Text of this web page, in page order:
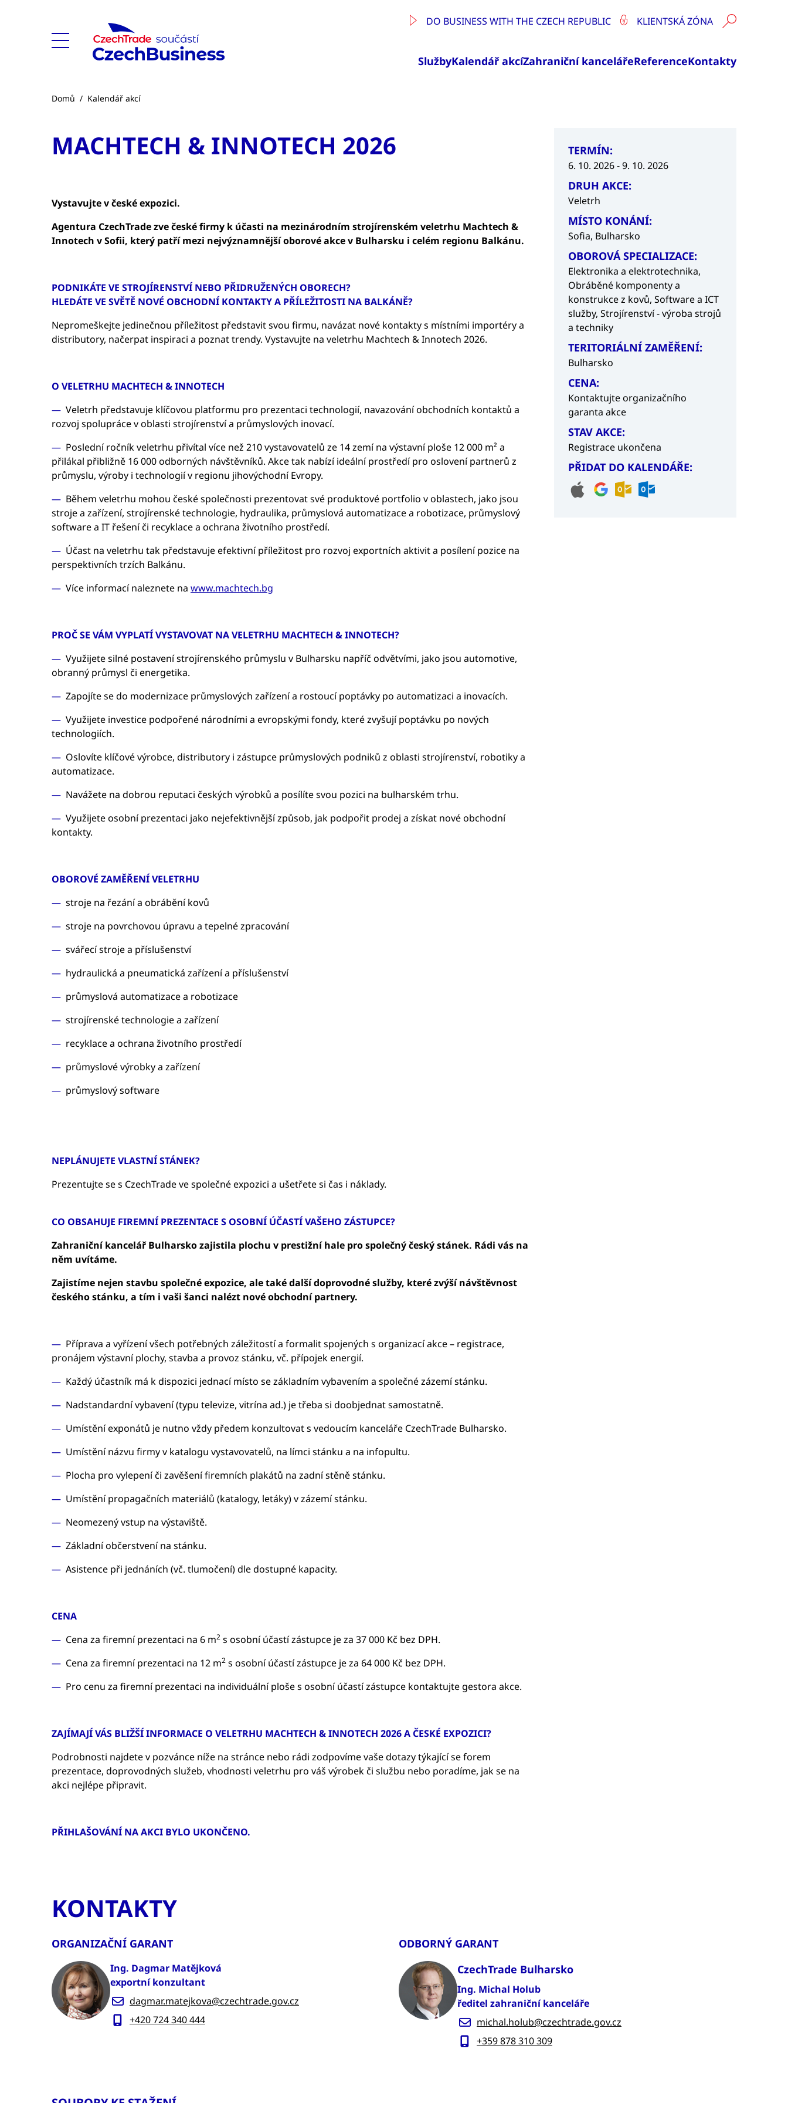
DO BUSINESS WITH THE CZECH REPUBLIC KLIENTSKÁ ZÓNA
SlužbyKalendář akcíZahraniční kancelářeReferenceKontakty
Domů / Kalendář akcí
MACHTECH & INNOTECH 2026
Vystavujte v české expozici.
Agentura CzechTrade zve české firmy k účasti na mezinárodním strojírenském veletrhu Machtech &
Innotech v Sofii, který patří mezi nejvýznamnější oborové akce v Bulharsku i celém regionu Balkánu.
PODNIKÁTE VE STROJÍRENSTVÍ NEBO PŘIDRUŽENÝCH OBORECH?
HLEDÁTE VE SVĚTĚ NOVÉ OBCHODNÍ KONTAKTY A PŘÍLEŽITOSTI NA BALKÁNĚ?
Nepromeškejte jedinečnou příležitost představit svou firmu, navázat nové kontakty s místními importéry a
distributory, načerpat inspiraci a poznat trendy. Vystavujte na veletrhu Machtech & Innotech 2026.
O VELETRHU MACHTECH & INNOTECH
Veletrh představuje klíčovou platformu pro prezentaci technologií, navazování obchodních kontaktů a
rozvoj spolupráce v oblasti strojírenství a průmyslových inovací.
Poslední ročník veletrhu přivítal více než 210 vystavovatelů ze 14 zemí na výstavní ploše 12 000 m² a
přilákal přibližně 16 000 odborných návštěvníků. Akce tak nabízí ideální prostředí pro oslovení partnerů z
průmyslu, výroby i technologií v regionu jihovýchodní Evropy.
Během veletrhu mohou české společnosti prezentovat své produktové portfolio v oblastech, jako jsou
stroje a zařízení, strojírenské technologie, hydraulika, průmyslová automatizace a robotizace, průmyslový
software a IT řešení či recyklace a ochrana životního prostředí.
Účast na veletrhu tak představuje efektivní příležitost pro rozvoj exportních aktivit a posílení pozice na
perspektivních trzích Balkánu.
Více informací naleznete na www.machtech.bg
PROČ SE VÁM VYPLATÍ VYSTAVOVAT NA VELETRHU MACHTECH & INNOTECH?
Využijete silné postavení strojírenského průmyslu v Bulharsku napříč odvětvími, jako jsou automotive,
obranný průmysl či energetika.
Zapojíte se do modernizace průmyslových zařízení a rostoucí poptávky po automatizaci a inovacích.
Využijete investice podpořené národními a evropskými fondy, které zvyšují poptávku po nových
technologiích.
Oslovíte klíčové výrobce, distributory i zástupce průmyslových podniků z oblasti strojírenství, robotiky a
automatizace.
Navážete na dobrou reputaci českých výrobků a posílíte svou pozici na bulharském trhu.
Využijete osobní prezentaci jako nejefektivnější způsob, jak podpořit prodej a získat nové obchodní
kontakty.
OBOROVÉ ZAMĚŘENÍ VELETRHU
stroje na řezání a obrábění kovů
stroje na povrchovou úpravu a tepelné zpracování
svářecí stroje a příslušenství
hydraulická a pneumatická zařízení a příslušenství
průmyslová automatizace a robotizace
strojírenské technologie a zařízení
recyklace a ochrana životního prostředí
průmyslové výrobky a zařízení
průmyslový software
NEPLÁNUJETE VLASTNÍ STÁNEK?
Prezentujte se s CzechTrade ve společné expozici a ušetřete si čas i náklady.
CO OBSAHUJE FIREMNÍ PREZENTACE S OSOBNÍ ÚČASTÍ VAŠEHO ZÁSTUPCE?
Zahraniční kancelář Bulharsko zajistila plochu v prestižní hale pro společný český stánek. Rádi vás na
něm uvítáme.
Zajistíme nejen stavbu společné expozice, ale také další doprovodné služby, které zvýší návštěvnost
českého stánku, a tím i vaši šanci nalézt nové obchodní partnery.
Příprava a vyřízení všech potřebných záležitostí a formalit spojených s organizací akce – registrace,
pronájem výstavní plochy, stavba a provoz stánku, vč. přípojek energií.
Každý účastník má k dispozici jednací místo se základním vybavením a společné zázemí stánku.
Nadstandardní vybavení (typu televize, vitrína ad.) je třeba si doobjednat samostatně.
Umístění exponátů je nutno vždy předem konzultovat s vedoucím kanceláře CzechTrade Bulharsko.
Umístění názvu firmy v katalogu vystavovatelů, na límci stánku a na infopultu.
Plocha pro vylepení či zavěšení firemních plakátů na zadní stěně stánku.
Umístění propagačních materiálů (katalogy, letáky) v zázemí stánku.
Neomezený vstup na výstaviště.
Základní občerstvení na stánku.
Asistence při jednáních (vč. tlumočení) dle dostupné kapacity.
CENA
Cena za firemní prezentaci na 6 m2 s osobní účastí zástupce je za 37 000 Kč bez DPH.
Cena za firemní prezentaci na 12 m2 s osobní účastí zástupce je za 64 000 Kč bez DPH.
Pro cenu za firemní prezentaci na individuální ploše s osobní účastí zástupce kontaktujte gestora akce.
ZAJÍMAJÍ VÁS BLIŽŠÍ INFORMACE O VELETRHU MACHTECH & INNOTECH 2026 A ČESKÉ EXPOZICI?
Podrobnosti najdete v pozvánce níže na stránce nebo rádi zodpovíme vaše dotazy týkající se forem
prezentace, doprovodných služeb, vhodnosti veletrhu pro váš výrobek či službu nebo poradíme, jak se na
akci nejlépe připravit.
PŘIHLAŠOVÁNÍ NA AKCI BYLO UKONČENO.
TERMÍN:
6. 10. 2026 - 9. 10. 2026
DRUH AKCE:
Veletrh
MÍSTO KONÁNÍ:
Sofia, Bulharsko
OBOROVÁ SPECIALIZACE:
Elektronika a elektrotechnika,
Obráběné komponenty a
konstrukce z kovů,Software a ICT
služby,Strojírenství - výroba strojů
a techniky
TERITORIÁLNÍ ZAMĚŘENÍ:
Bulharsko
CENA:
Kontaktujte organizačního
garanta akce
STAV AKCE:
Registrace ukončena
PŘIDAT DO KALENDÁŘE:
KONTAKTY
ORGANIZAČNÍ GARANT
Ing. Dagmar Matějková
exportní konzultant
dagmar.matejkova@czechtrade.gov.cz
+420 724 340 444
ODBORNÝ GARANT
CzechTrade Bulharsko
Ing. Michal Holub
ředitel zahraniční kanceláře
michal.holub@czechtrade.gov.cz
+359 878 310 309